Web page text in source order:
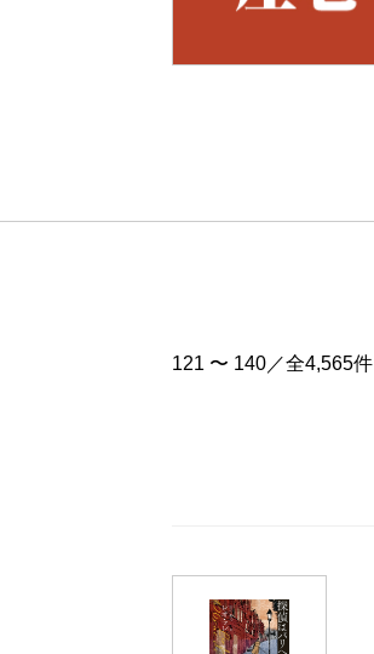
121 〜 140／全4,565件